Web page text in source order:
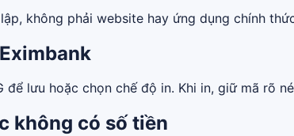
không phải website hay ứng dụng chính
để lưu hoặc chọn chế độ in. Khi in, giữ mã rõ
không có số tiền